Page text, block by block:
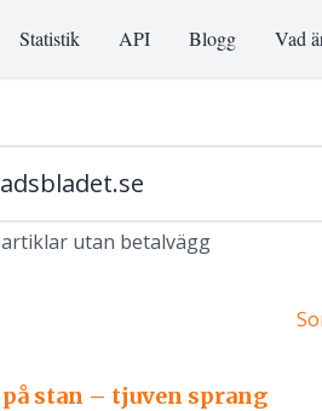
Statistik API Blogg Vad
utan betalvägg
stan – tjuven sprang